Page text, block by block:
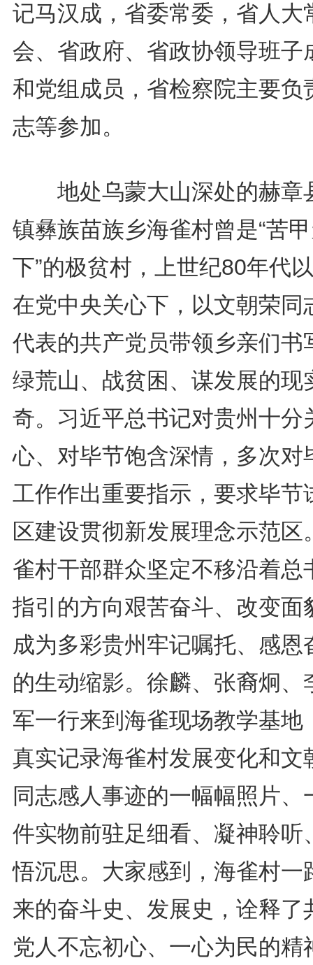
记马汉成，省委常委，省人大
会、省政府、省政协领导班子
和党组成员，省检察院主要负
志等参加。
地处乌蒙大山深处的赫章
镇彝族苗族乡海雀村曾是“苦
下”的极贫村，上世纪80年代
在党中央关心下，以文朝荣同
代表的共产党员带领乡亲们书
绿荒山、战贫困、谋发展的现
奇。习近平总书记对贵州十分
心、对毕节饱含深情，多次对
工作作出重要指示，要求毕节
区建设贯彻新发展理念示范区
雀村干部群众坚定不移沿着总
指引的方向艰苦奋斗、改变面
成为多彩贵州牢记嘱托、感恩
的生动缩影。徐麟、张裔炯、
军一行来到海雀现场教学基地
真实记录海雀村发展变化和文
同志感人事迹的一幅幅照片、
件实物前驻足细看、凝神聆听
悟沉思。大家感到，海雀村一
来的奋斗史、发展史，诠释了
党人不忘初心、一心为民的精